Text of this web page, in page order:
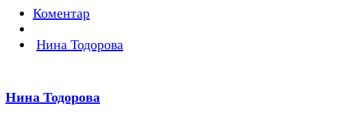
Коментар
Нина Тодорова
Нина Тодорова